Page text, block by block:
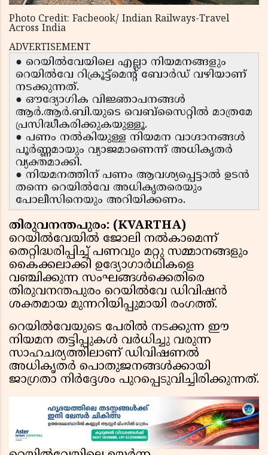
Photo Credit: Facbeook/ Indian Railways-Travel
Across India
ADVERTISEMENT
● റെയിൽവേയിലെ എല്ലാ നിയമനങ്ങളും
റെയിൽവേ റിക്രൂട്ട്‌മെൻ്റ് ബോർഡ് വഴിയാണ്
നടക്കുന്നത്.
● ഔദ്യോഗിക വിജ്ഞാപനങ്ങൾ
ആർ.ആർ.ബി.യുടെ വെബ്സൈറ്റിൽ മാത്രമേ
പ്രസിദ്ധീകരിക്കുകയുള്ളൂ.
● പണം നൽകിയുള്ള നിയമന വാഗ്ദാനങ്ങൾ
പൂർണ്ണമായും വ്യാജമാണെന്ന് അധികൃതർ
വ്യക്തമാക്കി.
● നിയമനത്തിന് പണം ആവശ്യപ്പെട്ടാൽ ഉടൻ
തന്നെ റെയിൽവേ അധികൃതരെയും
പോലീസിനെയും അറിയിക്കണം.
തിരുവനന്തപുരം: (KVARTHA)
റെയിൽവേയിൽ ജോലി നൽകാമെന്ന്
തെറ്റിദ്ധരിപ്പിച്ച് പണവും മറ്റു സമ്മാനങ്ങളും
കൈക്കലാക്കി ഉദ്യോഗാർഥികളെ
വഞ്ചിക്കുന്ന സംഘങ്ങൾക്കെതിരെ
തിരുവനന്തപുരം റെയിൽവേ ഡിവിഷൻ
ശക്തമായ മുന്നറിയിപ്പുമായി രംഗത്ത്.
റെയിൽവേയുടെ പേരിൽ നടക്കുന്ന ഈ
നിയമന തട്ടിപ്പുകൾ വർധിച്ചു വരുന്ന
സാഹചര്യത്തിലാണ് ഡിവിഷണൽ
അധികൃതർ പൊതുജനങ്ങൾക്കായി
ജാഗ്രതാ നിർദ്ദേശം പുറപ്പെടുവിച്ചിരിക്കുന്നത്.